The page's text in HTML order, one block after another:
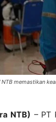
NTB memastikan
NTB) – PT